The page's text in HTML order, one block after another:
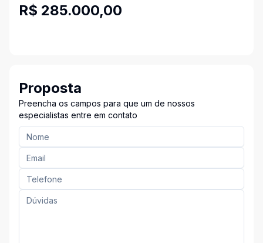
R$ 285.000,00
Proposta
Preencha os campos para que um de nossos
especialistas entre em contato